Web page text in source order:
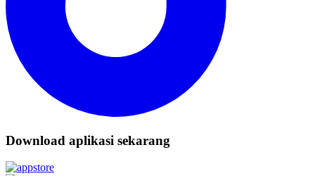
Download aplikasi sekarang